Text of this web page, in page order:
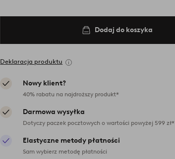
Dodaj do koszyka
Deklaracja produktu
Nowy klient?
40% rabatu na najdroższy produkt*
Darmowa wysyłka
Dotyczy paczek pocztowych o wartości powyżej 599 zł*
Elastyczne metody płatności
Sam wybierz metodę płatności